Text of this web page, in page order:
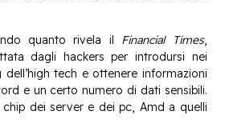
quanto rivela il Financial Times,
dagli hackers per introdursi nei
tech e ottenere informazioni
e un certo numero di dati sensibili.
dei server e dei pc, Amd a quelli